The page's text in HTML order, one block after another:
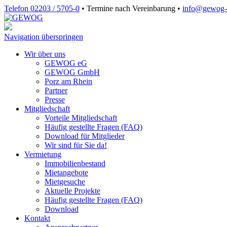
Telefon 02203 / 5705-0 • Termine nach Vereinbarung •
Navigation überspringen
Wir über uns
GEWOG eG
GEWOG GmbH
Porz am Rhein
Partner
Presse
Mitgliedschaft
Vorteile Mitgliedschaft
Häufig gestellte Fragen (FAQ)
Download für Mitglieder
Wir sind für Sie da!
Vermietung
Immobilienbestand
Mietangebote
Mietgesuche
Aktuelle Projekte
Häufig gestellte Fragen (FAQ)
Download
Kontakt